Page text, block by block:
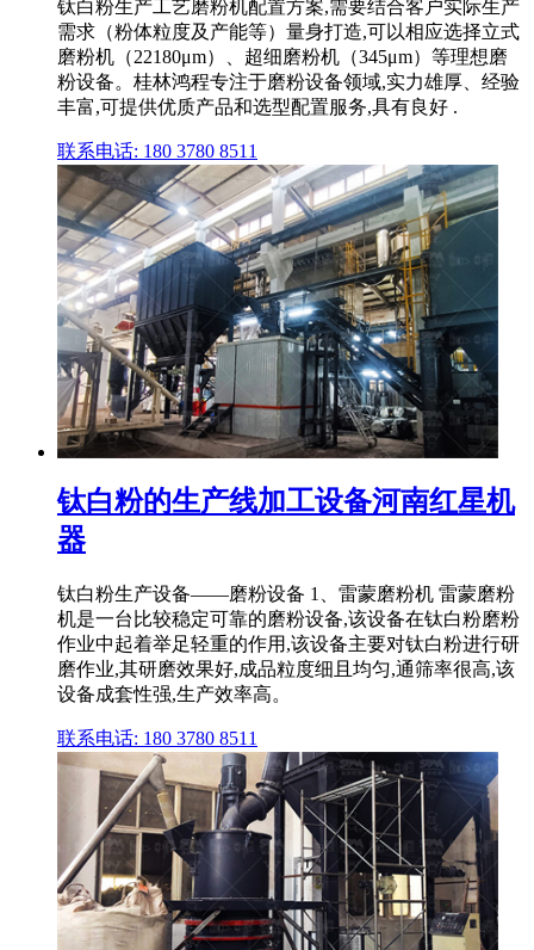
钛白粉生产工艺磨粉机配置方案,需要结合客户实际生产
需求（粉体粒度及产能等）量身打造,可以相应选择立式
磨粉机（22180μm）、超细磨粉机（345μm）等理想磨
粉设备。桂林鸿程专注于磨粉设备领域,实力雄厚、经验
丰富,可提供优质产品和选型配置服务,具有良好 .
联系电话: 180 3780 8511
钛白粉的生产线加工设备河南红星机
器
钛白粉生产设备——磨粉设备 1、雷蒙磨粉机 雷蒙磨粉
机是一台比较稳定可靠的磨粉设备,该设备在钛白粉磨粉
作业中起着举足轻重的作用,该设备主要对钛白粉进行研
磨作业,其研磨效果好,成品粒度细且均匀,通筛率很高,该
设备成套性强,生产效率高。
联系电话: 180 3780 8511